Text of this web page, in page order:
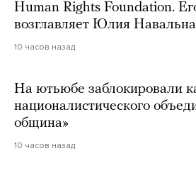
Human Rights Foundation.
возглавляет Юлия
10 часов назад
На ютьюбе заблокировали
националистического
община»
10 часов назад